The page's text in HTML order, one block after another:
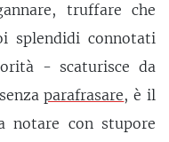
truffare che
splendidi connotati
- scaturisce da
parafrasare, è il
notare con stupore